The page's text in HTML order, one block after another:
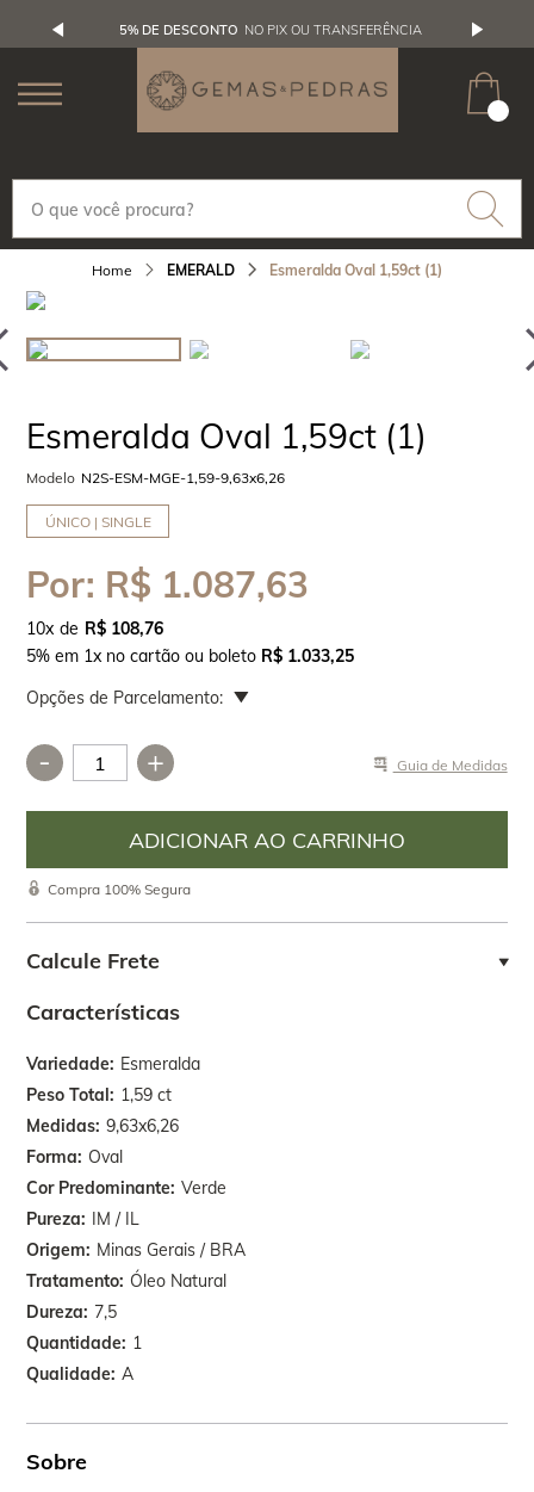
5% DE DESCONTO NO PIX OU TRANSFERÊNCIA
EMERALD Esmeralda Oval 1,59ct (1)
Características
Variedade Esmeralda
Peso Total 1,59 ct
Medidas 9,63x6,26
Forma Oval
Cor Predominante Verde
Pureza IM / IL
Origem Minas Gerais / BRA
Tratamento Óleo Natural
Dureza 7,5
Quantidade 1
Qualidade A
Sobre
Esmeralda Oval 1,59ct (1)
Modelo N2S-ESM-MGE-1,59-9,63x6,26
ÚNICO | SINGLE
Por: R$ 1.087,63
10x
R$ 108,76
5% em 1x no cartão ou boleto R$ 1.033,25
Opções de Parcelamento:
- + Guia de Medidas
Compra 100% Segura
Calcule Frete